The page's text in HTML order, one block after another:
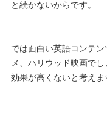
と続かないからです。
では面白い英語コンテ
メ、ハリウッド映画で
効果が高くないと考えま